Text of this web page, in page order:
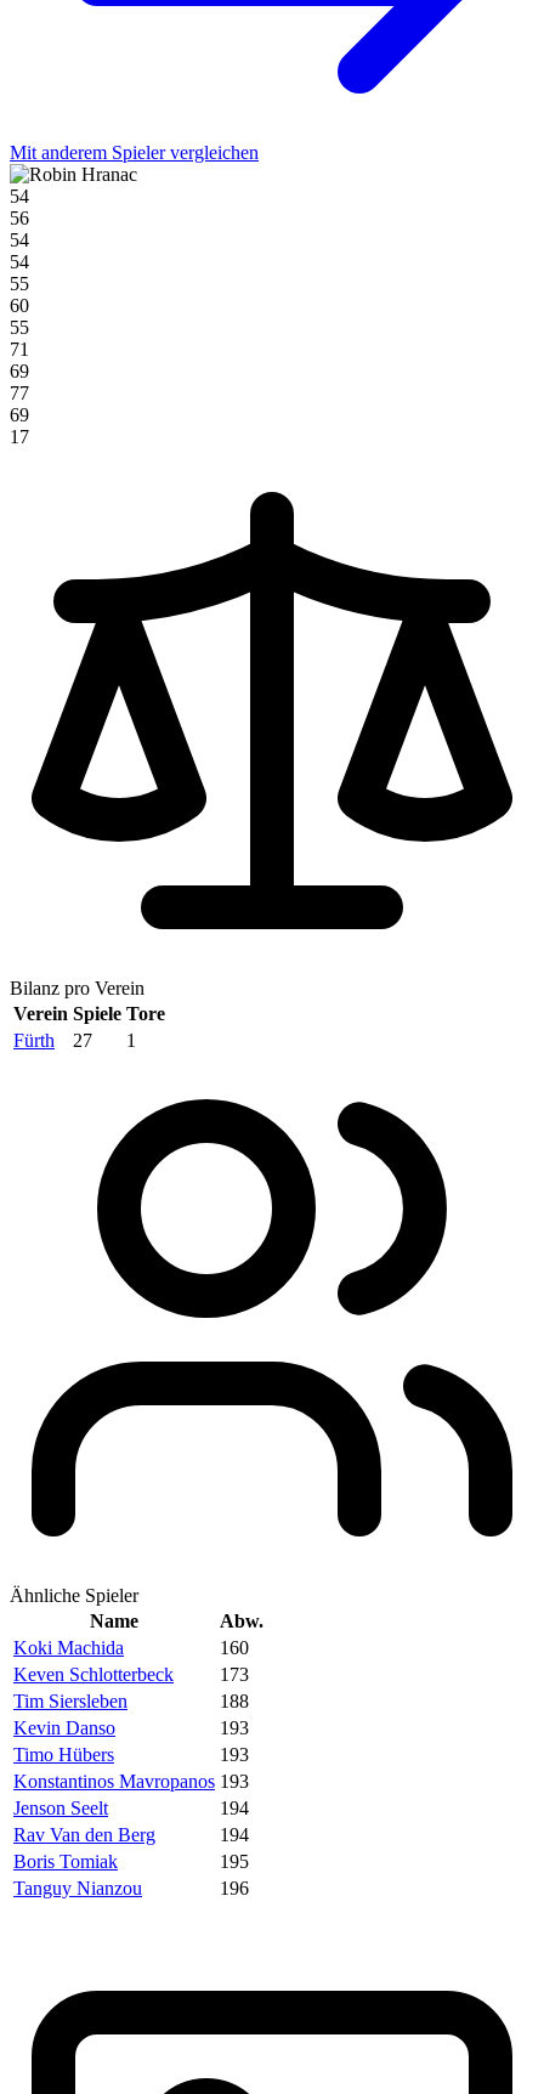
Mit anderem Spieler vergleichen
54
56
54
54
55
60
55
71
69
77
69
17
Bilanz pro Verein
Verein Spiele Tore
Fürth
27 1
Ähnliche Spieler
Name
Abw.
Koki Machida
160
Keven Schlotterbeck
173
Tim Siersleben
188
Kevin Danso
193
Timo Hübers
193
Konstantinos Mavropanos 193
Jenson Seelt
194
Rav Van den Berg
194
Boris Tomiak
195
Tanguy Nianzou
196